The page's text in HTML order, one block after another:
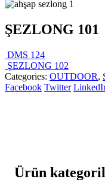
ŞEZLONG 101
DMS 124
ŞEZLONG 102
Categories: OUTDOOR,
Facebook Twitter
Ürün